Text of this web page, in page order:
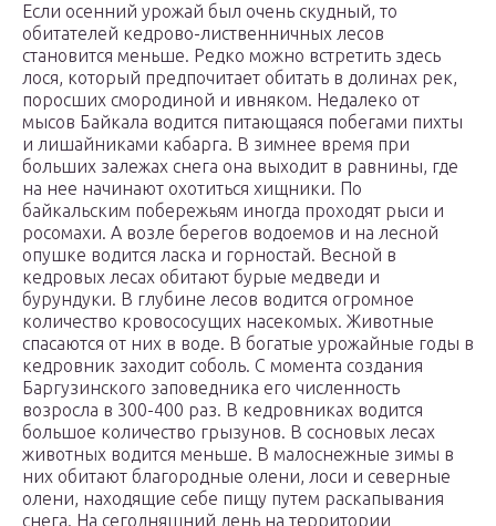
Если осенний урожай был очень скудный, то
обитателей кедрово-лиственничных лесов
становится меньше. Редко можно встретить здесь
лося, который предпочитает обитать в долинах рек,
поросших смородиной и ивняком. Недалеко от
мысов Байкала водится питающаяся побегами пихты
и лишайниками кабарга. В зимнее время при
больших залежах снега она выходит в равнины, где
на нее начинают охотиться хищники. По
байкальским побережьям иногда проходят рыси и
росомахи. А возле берегов водоемов и на лесной
опушке водится ласка и горностай. Весной в
кедровых лесах обитают бурые медведи и
бурундуки. В глубине лесов водится огромное
количество кровососущих насекомых. Животные
спасаются от них в воде. В богатые урожайные годы в
кедровник заходит соболь. С момента создания
Баргузинского заповедника его численность
возросла в 300-400 раз. В кедровниках водится
большое количество грызунов. В сосновых лесах
животных водится меньше. В малоснежные зимы в
них обитают благородные олени, лоси и северные
олени, находящие себе пищу путем раскапывания
снега. На сегодняшний день на территории